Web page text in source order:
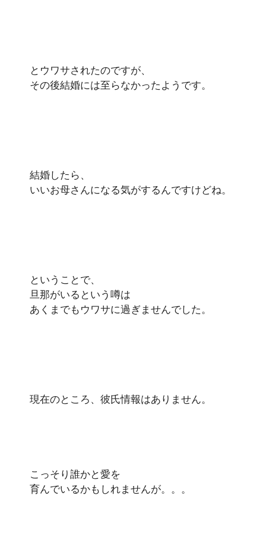
とウワサされたのですが、
その後結婚には至らなかったようです。
結婚したら、
いいお母さんになる気がするんですけどね。
ということで、
旦那がいるという噂は
あくまでもウワサに過ぎませんでした。
現在のところ、彼氏情報はありません。
こっそり誰かと愛を
育んでいるかもしれませんが。。。